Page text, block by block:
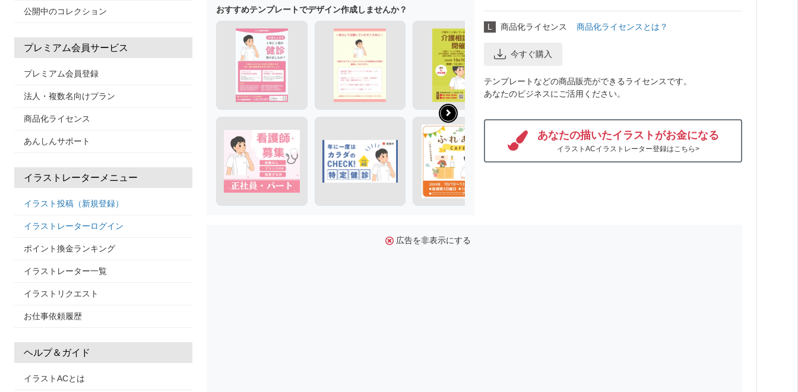
公開中のコレクション
プレミアム会員サービス
プレミアム会員登録
法人・複数名向けプラン
商品化ライセンス
あんしんサポート
イラストレーターメニュー
イラスト投稿（新規登録）
イラストレーターログイン
ポイント換金ランキング
イラストレーター一覧
イラストリクエスト
お仕事依頼履歴
ヘルプ＆ガイド
イラストACとは
おすすめテンプレートでデザイン作成しませんか？
L 商品化ライセンス 商品化ライセンスとは？
今すぐ購入
テンプレートなどの商品販売ができるライセンスです。
あなたのビジネスにご活用ください。
あなたの描いたイラストがお金になる
イラストACイラストレーター登録はこちら>
広告を非表示にする